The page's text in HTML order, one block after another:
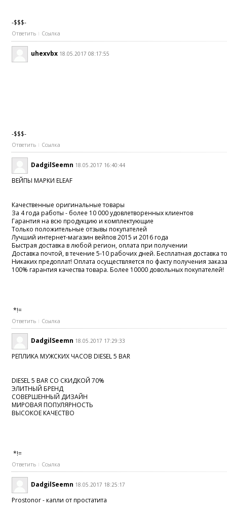
-$$$-
Ответить Ссылка
uhexvbx 18.05.2017 08:17:55
-$$$-
Ответить Ссылка
DadgilSeemn 18.05.2017 16:40:44
ВЕЙПЫ МАРКИ ELEAF
Качественные оригинальные товары
За 4 года работы - более 10 000 удовлетворенных клиентов
Гарантия на всю продукцию и комплектующие
Только положительные отзывы покупателей
Лучший интернет-магазин вейпов 2015 и 2016 года
Быстрая доставка в любой регион, оплата при получении
Доставка почтой, в течение 5-10 рабочих дней. Бесплатная доставка
Никаких предоплат! Оплата осуществляется по факту получения
100% гарантия качества товара. Более 10000 довольных покупателей!
*!=
Ответить Ссылка
DadgilSeemn 18.05.2017 17:29:33
РЕПЛИКА МУЖСКИХ ЧАСОВ DIESEL 5 BAR
DIESEL 5 BAR СО СКИДКОЙ 70%
ЭЛИТНЫЙ БРЕНД
СОВЕРШЕННЫЙ ДИЗАЙН
МИРОВАЯ ПОПУЛЯРНОСТЬ
ВЫСОКОЕ КАЧЕСТВО
*!=
Ответить Ссылка
DadgilSeemn 18.05.2017 18:25:17
Prostonor - капли от простатита